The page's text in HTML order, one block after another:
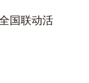
国联动活